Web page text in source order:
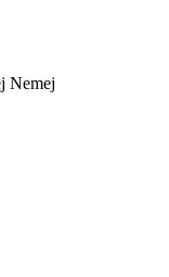
Nemej